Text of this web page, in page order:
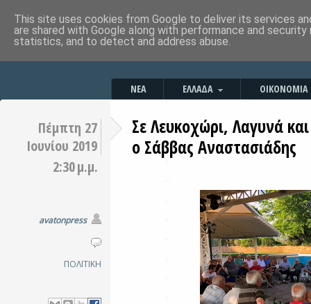
ΝΕΑ ΕΛΛΑΔΑ ΟΙΚΟΝΟΜΙΑ
Πέμπτη 27
Ιουνίου 2019
2:30 μ.μ.
avatonpress
ΠΟΛΙΤΙΚΗ
Σε Λευκοχώρι, Λαγυνά
ο Σάββας Αναστασιάδης
This site uses cookies from Google to deliver its services
are shared with Google along with performance and
statistics, and to detect and address abuse.